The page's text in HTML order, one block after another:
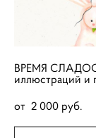
ВРЕМЯ
иллюстраций и
от 2 000 pуб.